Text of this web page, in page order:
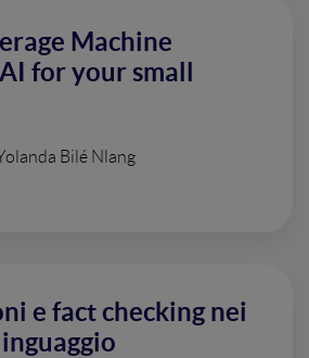
Machine
for your small
Bilé Nlang
e fact checking nei